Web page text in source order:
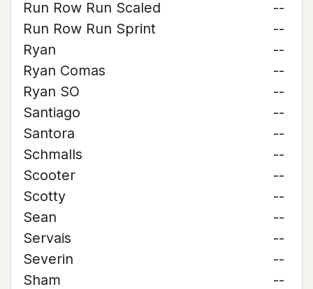
Run Row Run Scaled
--
Run Row Run Sprint
--
Ryan
--
Ryan Comas
--
Ryan SO
--
Santiago
--
Santora
--
Schmalls
--
Scooter
--
Scotty
--
Sean
--
Servais
--
Severin
--
Sham
--